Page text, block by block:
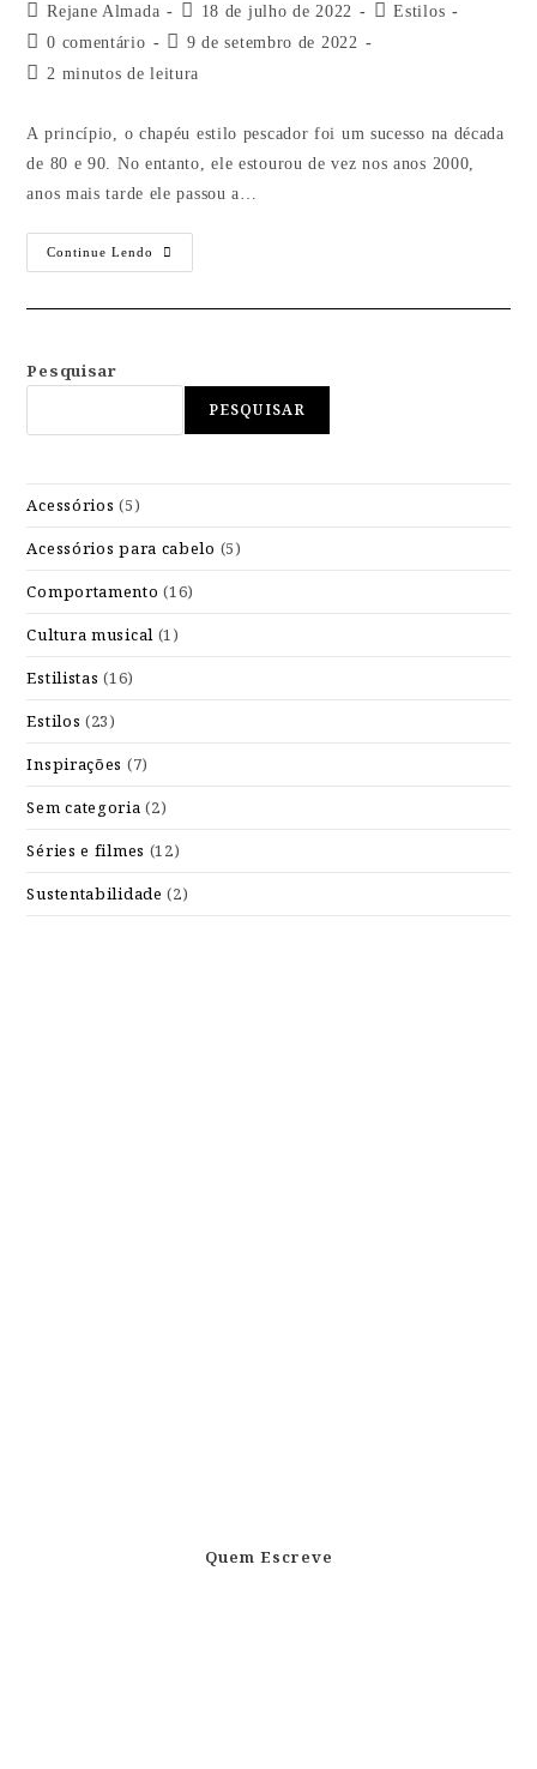
Rejane Almada 18 de julho de 2022
Estilos
0 comentário
9 de setembro de 2022
2 minutos de leitura
A princípio, o chapéu estilo pescador foi um sucesso na década
de 80 e 90. No entanto, ele estourou de vez nos anos 2000,
anos mais tarde ele passou a…
Continue Lendo
Pesquisar
PESQUISAR
Acessórios (5)
Acessórios para cabelo (5)
Comportamento (16)
Cultura musical (1)
Estilistas (16)
Estilos (23)
Inspirações (7)
Sem categoria (2)
Séries e filmes (12)
Sustentabilidade (2)
Quem Escreve